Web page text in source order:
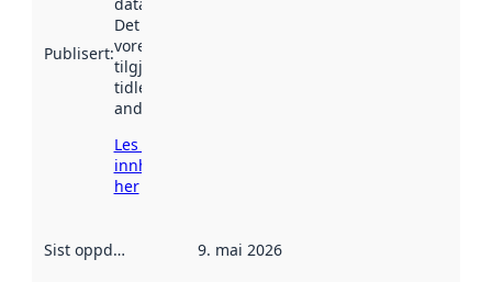
Publisert:
Det kan ha
vore
tilgjengeleg
tidlegare
andre stader.
Les meir om
innhenting
her
Sist oppdatert 9. mai 2026